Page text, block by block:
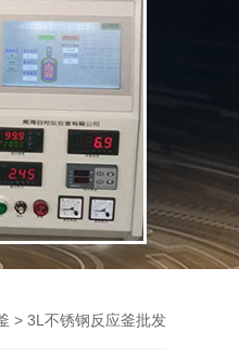
> 3L不锈钢反应釜批发